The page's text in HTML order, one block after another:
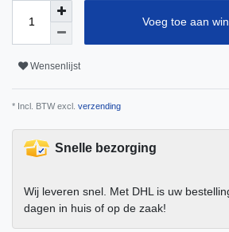
Voeg toe aan
Wensenlijst
* Incl. BTW excl. verzending
Snelle bezorging
Wij leveren snel. Met DHL is uw
dagen in huis of op de zaak!